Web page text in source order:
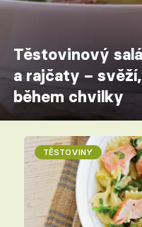
Těstovinový
a rajčaty –
během chvilky
TĚSTOVINY